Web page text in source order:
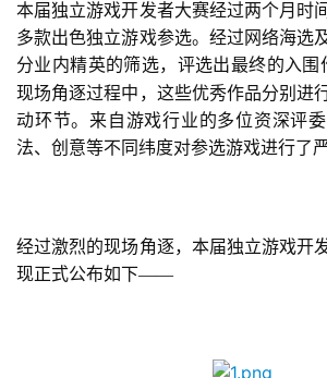
本届独立游戏开发者大赛经过两个月时
多款出色独立游戏参选。经过网络海选
分业内精英的筛选，评选出最终的入围
现场角逐过程中，这些优秀作品分别进
动环节。来自游戏行业的多位资深评
法、创意等不同纬度对参选游戏进行了
经过激烈的现场角逐，本届独立游戏开
现正式公布如下——